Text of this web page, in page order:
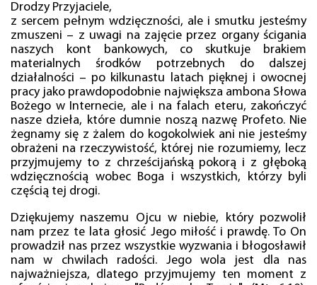
Drodzy Przyjaciele,
z sercem pełnym wdzięczności, ale i smutku jesteśmy
zmuszeni – z uwagi na zajęcie przez organy ścigania
naszych kont bankowych, co skutkuje brakiem
materialnych środków potrzebnych do dalszej
działalności – po kilkunastu latach pięknej i owocnej
pracy jako prawdopodobnie największa ambona Słowa
Bożego w Internecie, ale i na falach eteru, zakończyć
nasze dzieła, które dumnie noszą nazwę Profeto. Nie
żegnamy się z żalem do kogokolwiek ani nie jesteśmy
obrażeni na rzeczywistość, której nie rozumiemy, lecz
przyjmujemy to z chrześcijańską pokorą i z głęboką
wdzięcznością wobec Boga i wszystkich, którzy byli
częścią tej drogi.
Dziękujemy naszemu Ojcu w niebie, który pozwolił
nam przez te lata głosić Jego miłość i prawdę. To On
prowadził nas przez wszystkie wyzwania i błogosławił
nam w chwilach radości. Jego wola jest dla nas
najważniejsza, dlatego przyjmujemy ten moment z